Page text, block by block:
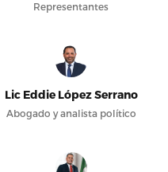
Representantes
Lic Eddie López Serrano
Abogado y analista político